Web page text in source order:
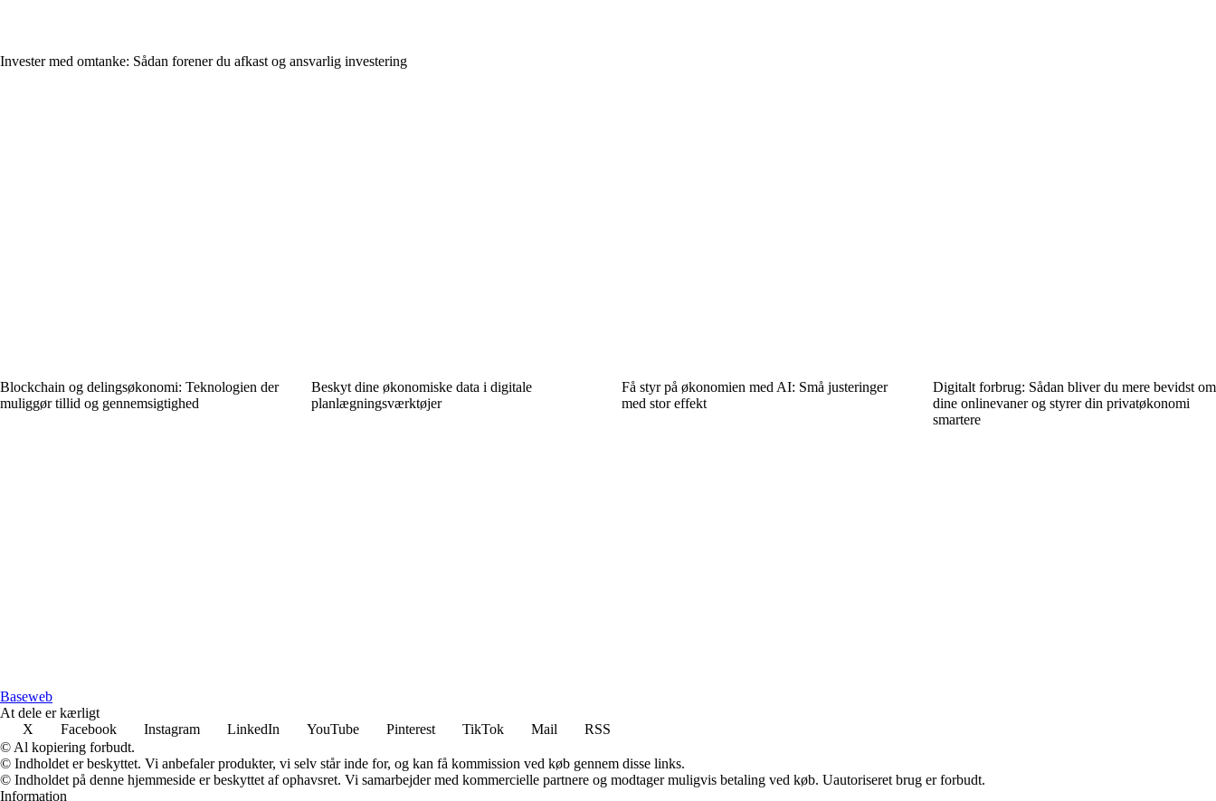
Invester med omtanke: Sådan forener du afkast og ansvarlig investering
Blockchain og delingsøkonomi: Teknologien der
muliggør tillid og gennemsigtighed
Beskyt dine økonomiske data i digitale
planlægningsværktøjer
Få styr på økonomien med AI: Små justeringer
med stor effekt
Digitalt forbrug: Sådan bliver du mere bevidst om
dine onlinevaner og styrer din privatøkonomi
smartere
Baseweb
At dele er kærligt
X
Facebook Instagram LinkedIn YouTube Pinterest TikTok Mail
RSS
© Al kopiering forbudt.
© Indholdet er beskyttet. Vi anbefaler produkter, vi selv står inde for, og kan få kommission ved køb gennem disse links.
© Indholdet på denne hjemmeside er beskyttet af ophavsret. Vi samarbejder med kommercielle partnere og modtager muligvis betaling ved køb. Uautoriseret brug er forbudt.
Information